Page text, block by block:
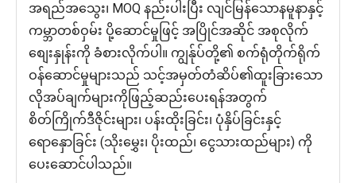
အရည်အသွေး၊ MOQ နည်းပါးပြီး လျင်မြန်သောနမူနာနှင့်
ကမ္ဘာတစ်ဝှမ်း ပို့ဆောင်မှုဖြင့် အပြိုင်အဆိုင် အစုလိုက်
စျေးနှုန်းကို ခံစားလိုက်ပါ။ ကျွန်ုပ်တို့၏ စက်ရုံတိုက်ရိုက်
ဝန်ဆောင်မှုများသည် သင့်အမှတ်တံဆိပ်၏ထူးခြားသော
လိုအပ်ချက်များကိုဖြည့်ဆည်းပေးရန်အတွက်
စိတ်ကြိုက်ဒီဇိုင်းများ၊ ပန်းထိုးခြင်း၊ ပုံနှိပ်ခြင်းနှင့်
ရောနှောခြင်း (သိုးမွှေး၊ ပိုးထည်၊ ငွေသားထည်များ) ကို
ပေးဆောင်ပါသည်။